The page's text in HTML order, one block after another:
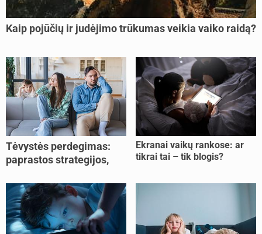
Kaip pojūčių ir judėjimo trūkumas veikia vaiko raidą?
Tėvystės perdegimas:
paprastos strategijos,
jėgas
Ekranai vaikų rankose: ar
tikrai tai – tik blogis?